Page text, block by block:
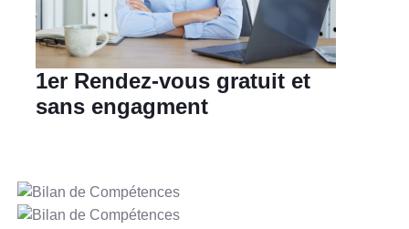
1er Rendez-vous gratuit et
sans engagment